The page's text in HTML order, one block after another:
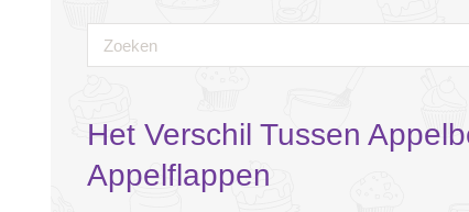
Het Verschil Tussen
Appelflappen